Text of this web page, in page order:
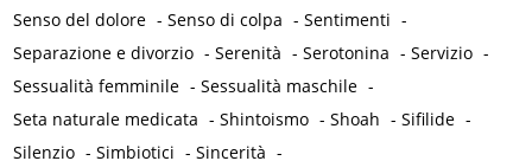
Senso del dolore -Senso di colpa -Sentimenti -
Separazione e divorzio -Serenità -Serotonina -Servizio -
Sessualità femminile -Sessualità maschile -
Seta naturale medicata -Shintoismo -Shoah -Sifilide -
Silenzio -Simbiotici -Sincerità -